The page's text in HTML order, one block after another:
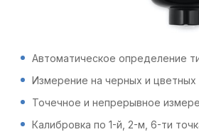
Автоматическое определение
Измерение на черных и цветных
Точечное и непрерывное
Калибровка по 1-й, 2-м, 6-ти